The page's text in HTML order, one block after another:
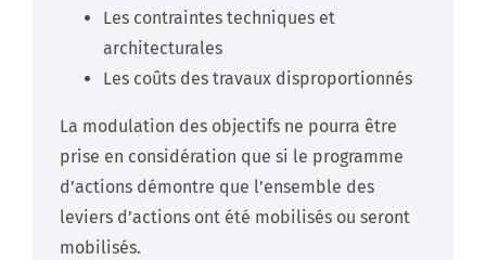
Les contraintes techniques et
architecturales
Les coûts des travaux disproportionnés
La modulation des objectifs ne pourra être
prise en considération que si le programme
d’actions démontre que l’ensemble des
leviers d’actions ont été mobilisés ou seront
mobilisés.